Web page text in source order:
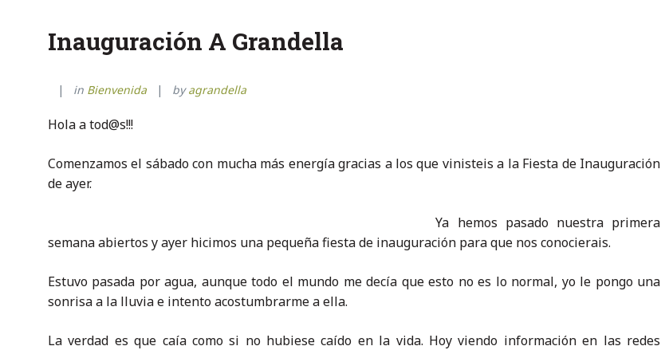
Inauguración A Grandella
in Bienvenida byagrandella
Hola a tod@s!!!
Comenzamos el sábado con mucha más energía gracias a los que vinisteis a la Fiesta de Inauguración
de ayer.
Ya hemos pasado nuestra primera
semana abiertos y ayer hicimos una pequeña fiesta de inauguración para que nos conocierais.
Estuvo pasada por agua, aunque todo el mundo me decía que esto no es lo normal, yo le pongo una
sonrisa a la lluvia e intento acostumbrarme a ella.
La verdad es que caía como si no hubiese caído en la vida. Hoy viendo información en las redes